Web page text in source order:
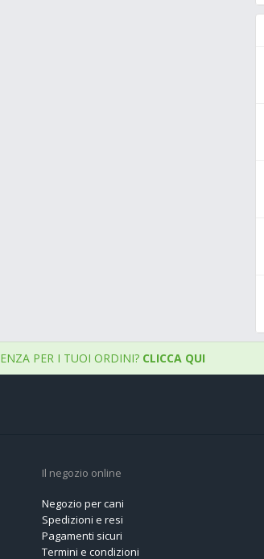
PER I TUOI ORDINI? CLICCA QUI
Il negozio online
Negozio per cani
Spedizioni e resi
Pagamenti sicuri
Termini e condizioni